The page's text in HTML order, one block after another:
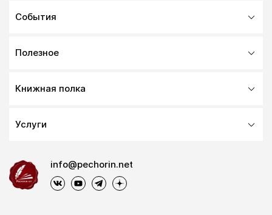
События
Полезное
Книжная полка
Услуги
info@pechorin.net